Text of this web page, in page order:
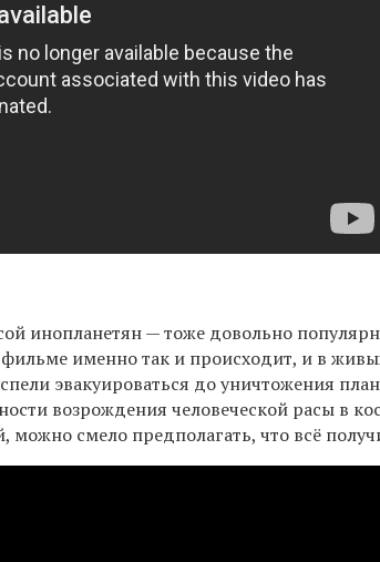
инопланетян — тоже довольно
именно так и происходит, и в
эвакуироваться до уничтожения
возрождения человеческой расы в
можно смело предполагать, что всё